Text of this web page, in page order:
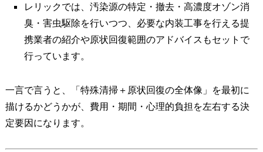
レリックでは、汚染源の特定・撤去・高濃度オゾン消
臭・害虫駆除を行いつつ、必要な内装工事を行える提
携業者の紹介や原状回復範囲のアドバイスもセットで
行っています。
一言で言うと、「特殊清掃＋原状回復の全体像」を最初に
描けるかどうかが、費用・期間・心理的負担を左右する決
定要因になります。